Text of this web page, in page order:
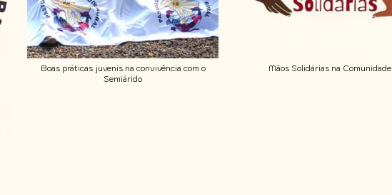
Boas práticas juvenis na convivência com o
Semiárido
Mãos Solidárias na Comunidade